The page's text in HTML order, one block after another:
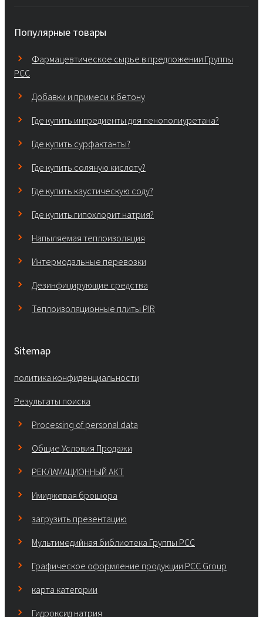
Популярные товары
Фармацевтическое сырье в предложении Группы
PCC
Добавки и примеси к бетону
Где купить ингредиенты для пенополиуретана?
Где купить сурфактанты?
Где купить соляную кислоту?
Где купить каустическую соду?
Где купить гипохлорит натрия?
Напыляемая теплоизоляция
Интермодальные перевозки
Дезинфицирующие средства
Теплоизоляционные плиты PIR
Sitemap
политика конфиденциальности
Результаты поиска
Processing of personal data
Общие Условия Продажи
РЕКЛАМАЦИОННЫЙ АКТ
Имиджевая брошюра
загрузить презентацию
Мультимедийная библиотека Группы РСС
Графическое оформление продукции PCC Group
карта категории
Гидроксид натрия